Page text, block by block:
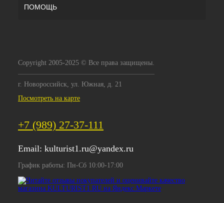
ПОМОЩЬ
Copyright 2005-2025 © Все права защищены.
г. Новороссийск, ул. Южная, д. 21
Посмотреть на карте
+7 (989) 27-37-111
Email: kulturist1.ru@yandex.ru
График работы: Пн-Сб 10:00-17:00